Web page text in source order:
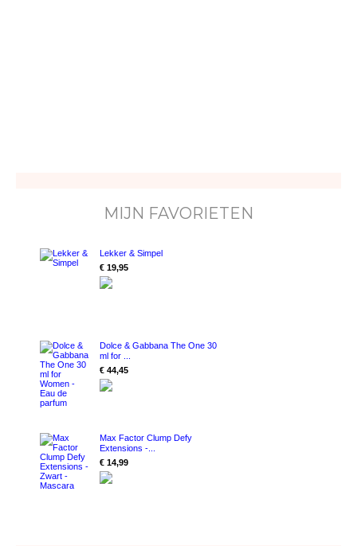
MIJN FAVORIETEN
Lekker & Simpel
€ 19,95
Dolce & Gabbana The One 30
ml for ...
€ 44,45
Max Factor Clump Defy
Extensions -...
€ 14,99